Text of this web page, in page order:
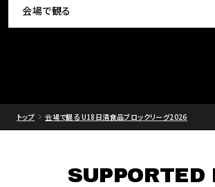
会場で観る
トップ 会場で観る U18日清食品ブロックリーグ2026
SUPPORTED